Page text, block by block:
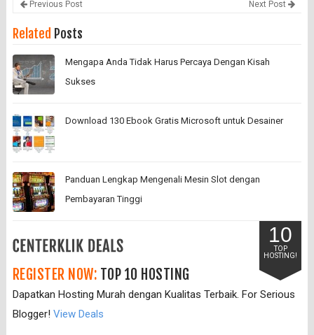
Previous Post Next Post
Related Posts
Mengapa Anda Tidak Harus Percaya Dengan Kisah
Sukses
Download 130 Ebook Gratis Microsoft untuk Desainer
Panduan Lengkap Mengenali Mesin Slot dengan
Pembayaran Tinggi
10
TOP
HOSTING!
REGISTER NOW: TOP 10 HOSTING
Dapatkan Hosting Murah dengan Kualitas Terbaik. For Serious
Blogger! View Deals